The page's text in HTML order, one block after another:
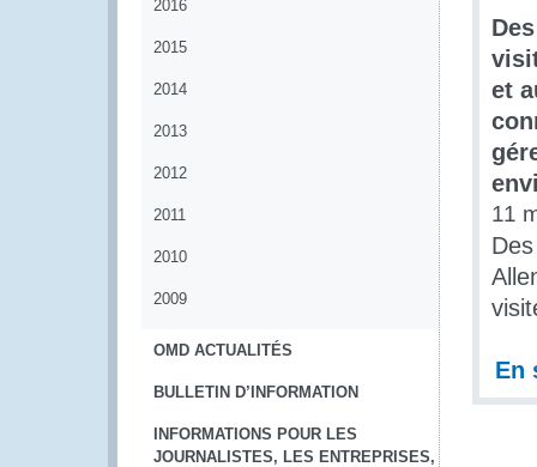
2016
2015
2014
2013
2012
2011
2010
2009
OMD ACTUALITÉS
BULLETIN D’INFORMATION
INFORMATIONS POUR LES
JOURNALISTES, LES ENTREPRISES,
et
11
En